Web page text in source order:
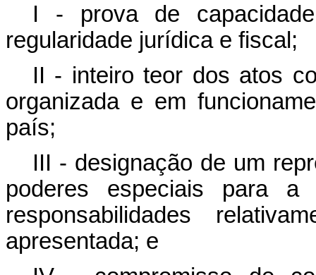
I - prova de
regularidade jurídica e fiscal;
II - inteiro teor dos atos
organizada e em
país;
III - designação de um
poderes especiais para
responsabilidades
apresentada; e